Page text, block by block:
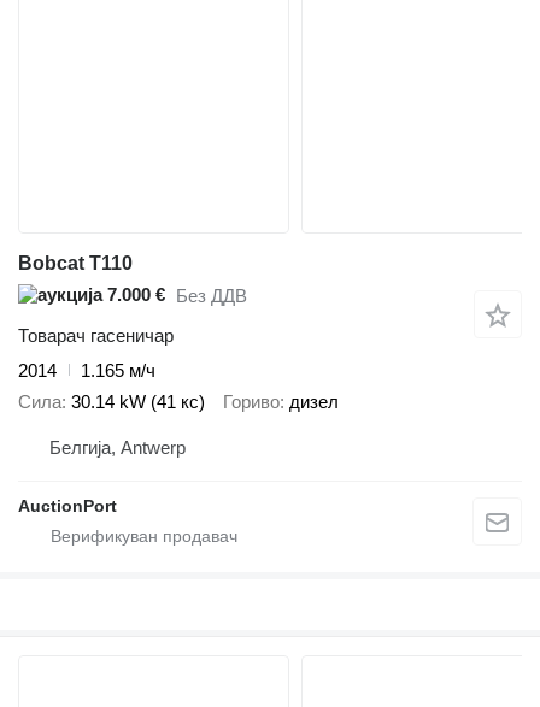
Bobcat T110
7.000 € Без ДДВ
Товарач гасеничар
2014
1.165 м/ч
Сила 30.14 kW (41 кс) Гориво дизел
Белгија, Antwerp
AuctionPort